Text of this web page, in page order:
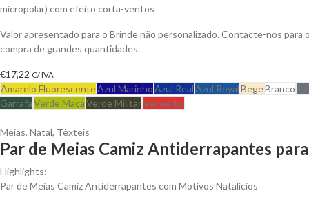
micropolar) com efeito corta-ventos
Valor apresentado para o Brinde não personalizado. Contacte-nos para
compra de grandes quantidades.
€17,22 C/ IVA
Amarelo FluorescenteAzul MarinhoAzul RealAzul RoyalBegeBranco
GarrafaVerde MaçaVerde MilitarVermelho
Meias, Natal, Têxteis
Par de Meias Camiz Antiderrapantes
Highlights:
Par de Meias Camiz Antiderrapantes com Motivos Natalícios